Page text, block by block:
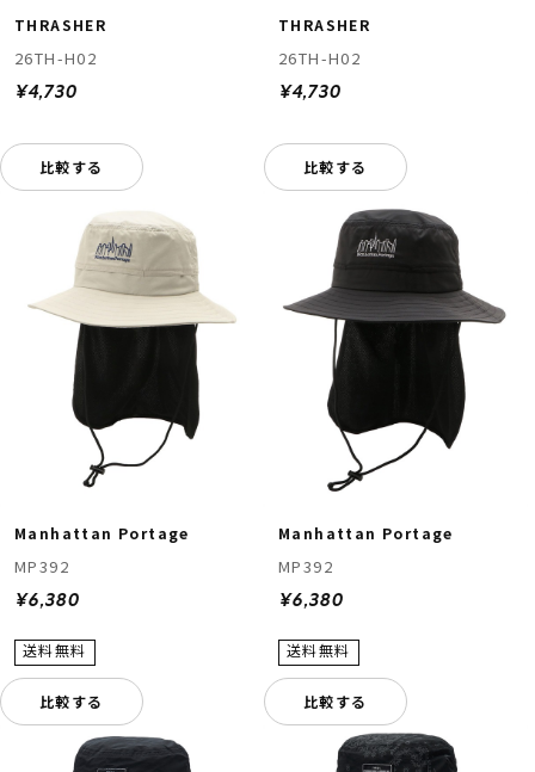
THRASHER
26TH-H02
¥4,730
比較する
THRASHER
26TH-H02
¥4,730
比較する
Manhattan Portage
MP392
¥6,380
比較する
Manhattan Portage
MP392
¥6,380
比較する